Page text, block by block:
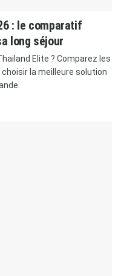
: le comparatif
long séjour
Elite ? Comparez les
la meilleure solution